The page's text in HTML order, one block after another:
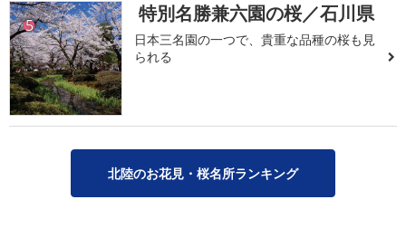
5 特別名勝兼六園の桜／石川県
日本三名園の一つで、貴重な品種の桜も見
られる
北陸のお花見・桜名所ランキング